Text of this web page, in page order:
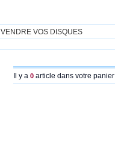
VENDRE VOS DISQUES
Il y a 0 article dans votre panier